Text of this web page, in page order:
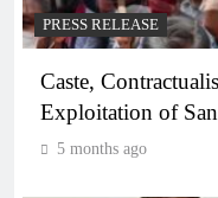
PRESS RELEASE
Caste,
Exploitation of
5 months ago